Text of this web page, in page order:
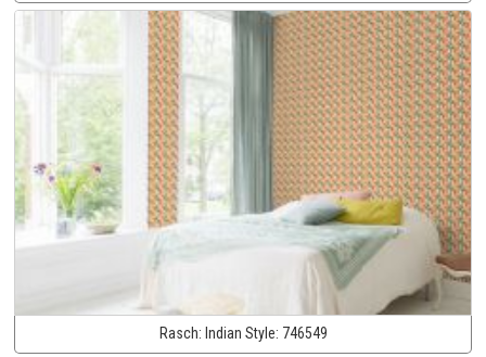
Rasch: Indian Style: 746549